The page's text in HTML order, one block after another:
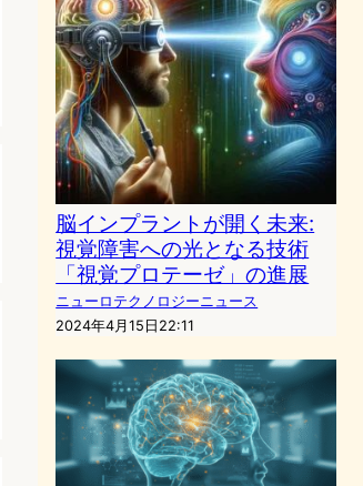
脳インプラントが開く未来:
視覚障害への光となる技術
「視覚プロテーゼ」の進展
ニューロテクノロジーニュース
2024年4月15日22:11